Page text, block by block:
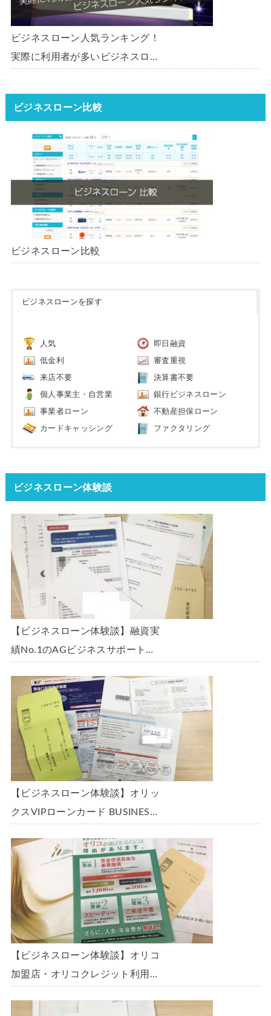
ビジネスローン人気ランキング！
実際に利用者が多いビジネスロー
ータ】【2026年版】
ビジネスローン比較
ビジネスローン比較
ビジネスローンを探す
人気 即日融資
低金利 審査重視
来店不要 決算書不要
個人事業主・自営業 銀行ビジネスローン
事業者ローン 不動産担保ローン
カードキャッシング ファクタリング
ビジネスローン体験談
【ビジネスローン体験談】融資実
績No.1のAGビジネスサポート
300万円の枠で翌日に借りられま
した。全手順を丁寧に解説しま
す。
【ビジネスローン体験談】オリッ
クスVIPローンカード BUSINESS
の金利で借りられました。全手順
を丁寧に解説します。
【ビジネスローン体験談】オリコ
加盟店・オリコクレジット利用中
「オリコビジネスサポートプラ